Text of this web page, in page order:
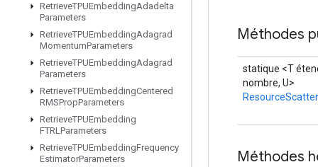
RetrieveTPUEmbeddingAdadelta
Parameters
RetrieveTPUEmbeddingAdagrad
MomentumParameters
RetrieveTPUEmbeddingAdagrad
Parameters
RetrieveTPUEmbeddingCentered
RMSPropParameters
RetrieveTPUEmbedding
FTRLParameters
RetrieveTPUEmbeddingFrequency
EstimatorParameters
Méthodes
statique <T
nombre, U>
Méthodes